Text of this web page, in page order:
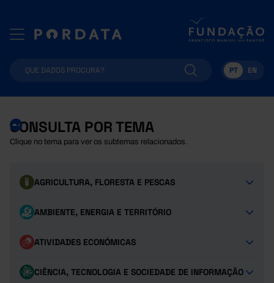
PT EN
CONSULTA POR TEMA
Clique no tema para ver os subtemas relacionados.
AGRICULTURA, FLORESTA E PESCAS
AMBIENTE, ENERGIA E TERRITÓRIO
ATIVIDADES ECONÓMICAS
CIÊNCIA, TECNOLOGIA E SOCIEDADE DE INFORMAÇÃO